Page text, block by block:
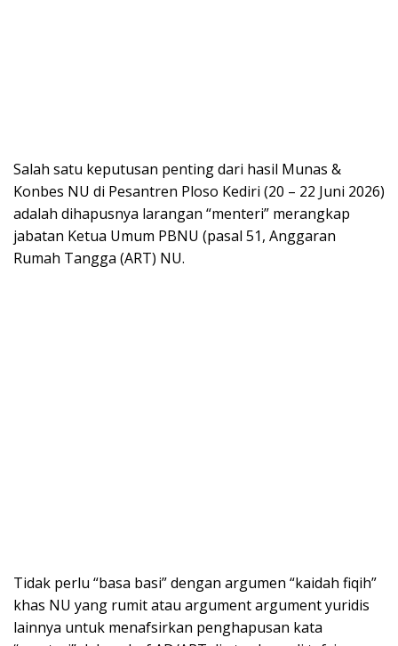
Salah satu keputusan penting dari hasil Munas &
Konbes NU di Pesantren Ploso Kediri (20 – 22 Juni 2026)
adalah dihapusnya larangan “menteri” merangkap
jabatan Ketua Umum PBNU (pasal 51, Anggaran
Rumah Tangga (ART) NU.
Tidak perlu “basa basi” dengan argumen “kaidah fiqih”
khas NU yang rumit atau argument argument yuridis
lainnya untuk menafsirkan penghapusan kata